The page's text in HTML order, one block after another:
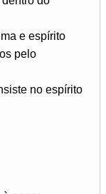
e espírito
pelo
no espírito